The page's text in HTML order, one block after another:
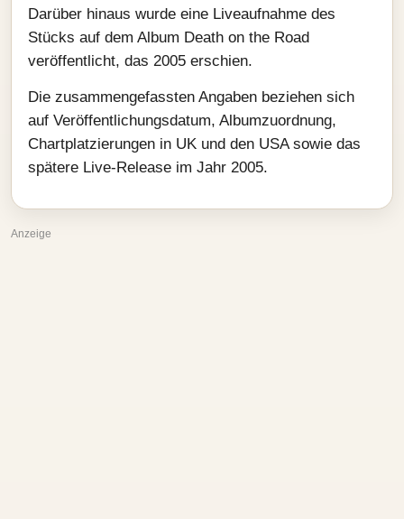
Darüber hinaus wurde eine Liveaufnahme des
Stücks auf dem Album Death on the Road
veröffentlicht, das 2005 erschien.
Die zusammengefassten Angaben beziehen sich
auf Veröffentlichungsdatum, Albumzuordnung,
Chartplatzierungen in UK und den USA sowie das
spätere Live-Release im Jahr 2005.
Anzeige